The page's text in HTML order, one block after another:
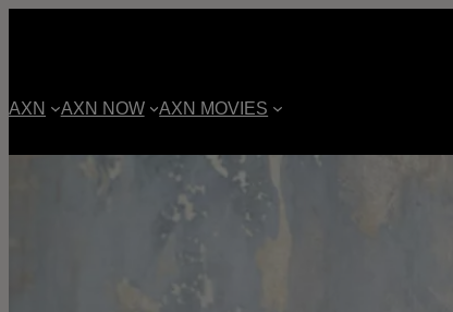
AXN AXN NOW AXN MOVIES